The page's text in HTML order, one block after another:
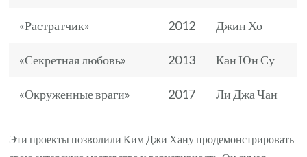
«Растратчик» 2012 Джин Хо
«Секретная любовь» 2013 Кан Юн Су
«Окруженные враги» 2017 Ли Джа Чан
Эти проекты позволили Ким Джи Хану продемонстрировать